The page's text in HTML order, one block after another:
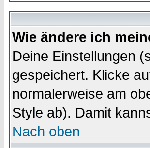
Wie ändere ich
Deine Einstellungen
gespeichert. Klicke
normalerweise am
Style ab). Damit
Nach oben